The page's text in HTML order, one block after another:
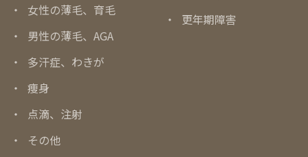
女性の薄毛、育毛
男性の薄毛、AGA
多汗症、わきが
痩身
点滴、注射
その他
更年期障害